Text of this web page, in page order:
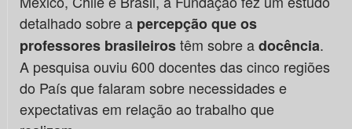
detalhado sobre a percepção que os
professores brasileirostêm sobre adocência.
A pesquisa ouviu 600 docentes das cinco regiões
do País que falaram sobre necessidades e
expectativas em relação ao trabalho que